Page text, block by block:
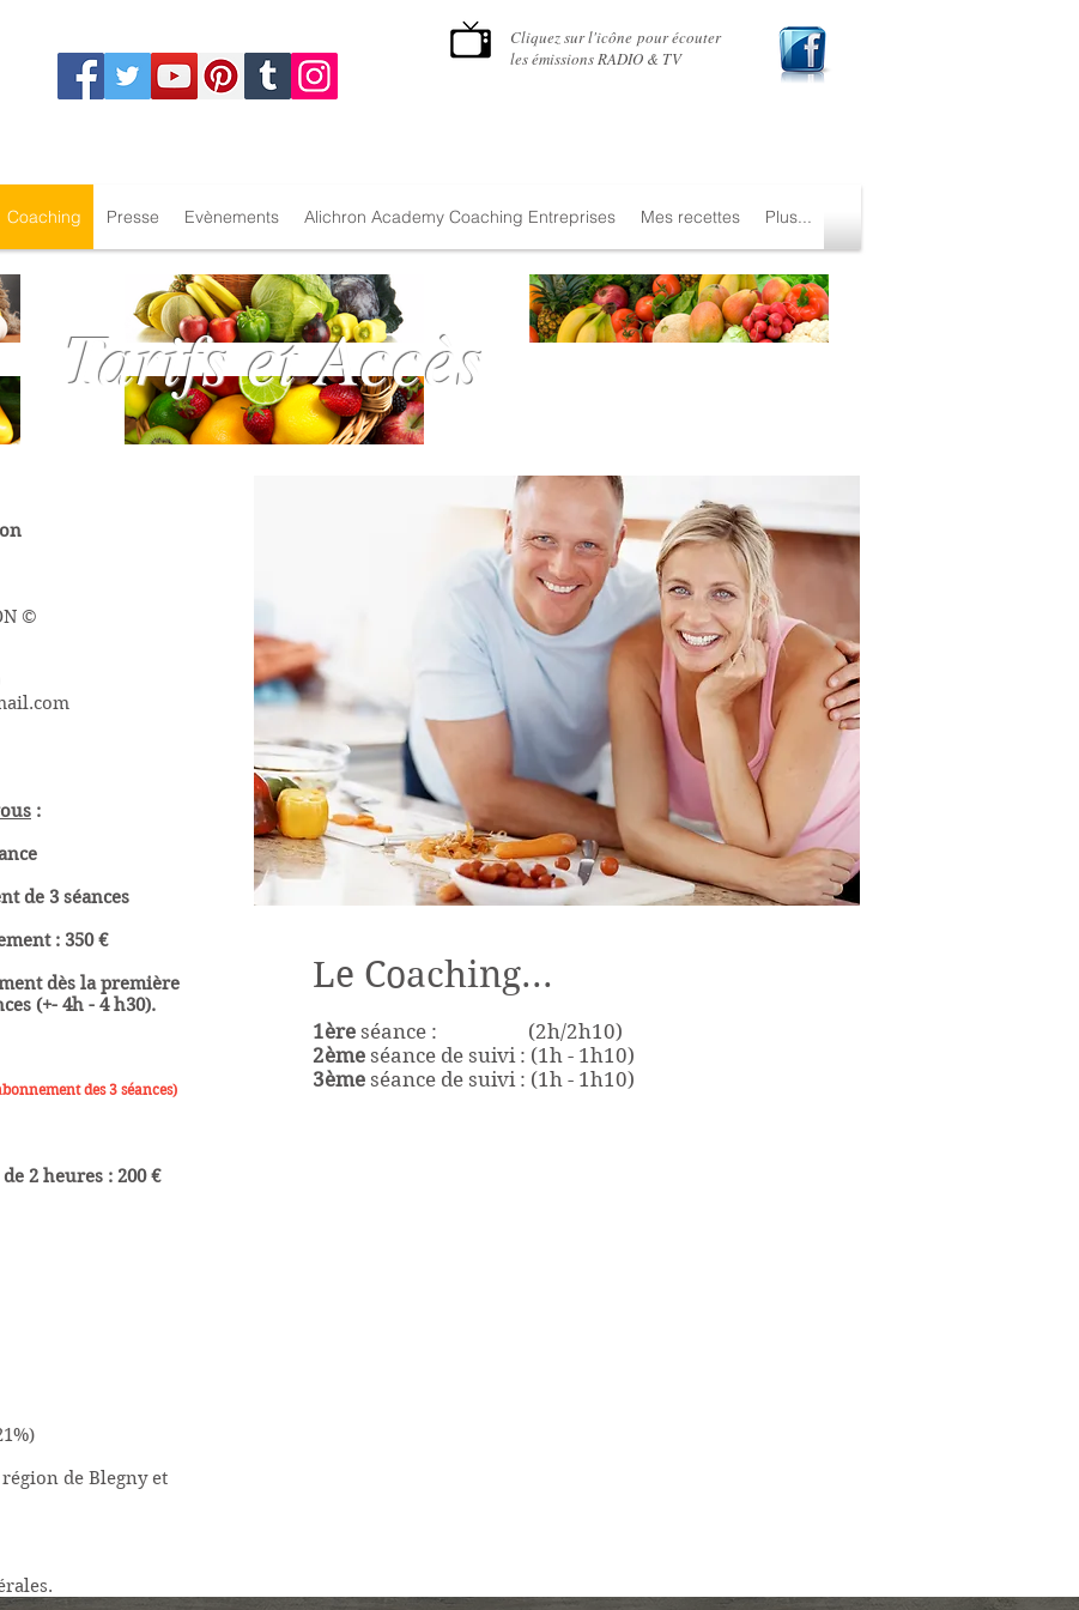
Cliquez sur l'icône pour écouter
les émissionsRADIO & TV
Coaching Presse Evènements Alichron Academy Coaching Entreprises Mes recettes Plus...
Tarifs et Accès
©
:
de 3 séances
: 350 €
dès la première
(+- 4h - 4 h30).
des 3 séances)
2 heures : 200 €
de Blegny et
Le Coaching...
1ère séance : (2h/2h10)
2ème séance de suivi : (1h - 1h10)
3ème séance de suivi : (1h - 1h10)